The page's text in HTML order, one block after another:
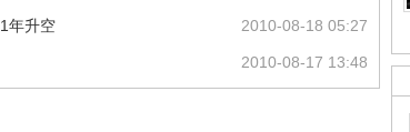
2010-08-18 05:27
年升空
2010-08-17 13:48